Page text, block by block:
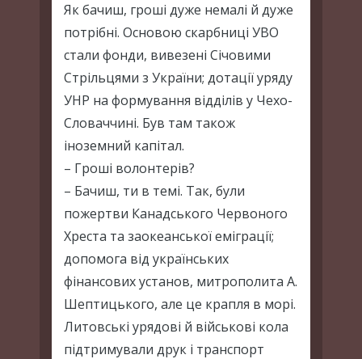
Як бачиш, гроші дуже немалі й дуже
потрібні. Основою скарбниці УВО
стали фонди, вивезені Січовими
Стрільцями з України; дотації уряду
УНР на формування відділів у Чехо-
Словаччині. Був там також
іноземний капітал.
– Гроші волонтерів?
– Бачиш, ти в темі. Так, були
пожертви Канадського Червоного
Хреста та заокеанської еміграції;
допомога від українських
фінансових установ, митрополита А.
Шептицького, але це крапля в морі.
Литовські урядові й військові кола
підтримували друк і транспорт